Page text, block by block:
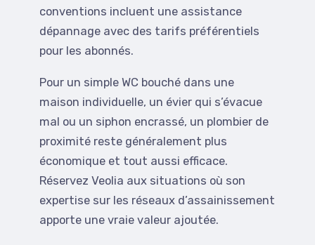
conventions incluent une assistance
dépannage avec des tarifs préférentiels
pour les abonnés.
Pour un simple WC bouché dans une
maison individuelle, un évier qui s’évacue
mal ou un siphon encrassé, un plombier de
proximité reste généralement plus
économique et tout aussi efficace.
Réservez Veolia aux situations où son
expertise sur les réseaux d’assainissement
apporte une vraie valeur ajoutée.